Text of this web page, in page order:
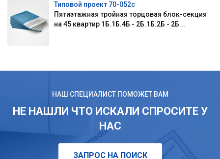
Типовой проект 70-052с
Пятиэтажная тройная торцовая блок-секция
на 45 квартир 1Б.1Б.4Б - 2Б.1Б.2Б - 2Б...
НАШ СПЕЦИАЛИСТ ПОМОЖЕТ ВАМ
НЕ НАШЛИ ЧТО ИСКАЛИ СПРОСИТЕ У
НАС
ЗАПРОС НА ПОИСК